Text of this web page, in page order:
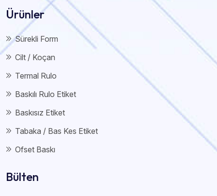
Ürünler
Sürekli Form
Cilt / Koçan
Termal Rulo
Baskılı Rulo Etiket
Baskısız Etiket
Tabaka / Bas Kes Etiket
Ofset Baskı
Bülten